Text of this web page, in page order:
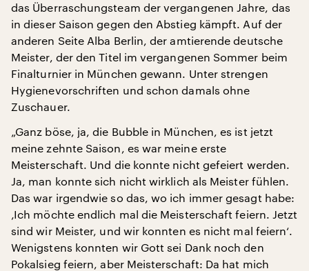
das Überraschungsteam der vergangenen Jahre, das
in dieser Saison gegen den Abstieg kämpft. Auf der
anderen Seite Alba Berlin, der amtierende deutsche
Meister, der den Titel im vergangenen Sommer beim
Finalturnier in München gewann. Unter strengen
Hygienevorschriften und schon damals ohne
Zuschauer.
„Ganz böse, ja, die Bubble in München, es ist jetzt
meine zehnte Saison, es war meine erste
Meisterschaft. Und die konnte nicht gefeiert werden.
Ja, man konnte sich nicht wirklich als Meister fühlen.
Das war irgendwie so das, wo ich immer gesagt habe:
‚Ich möchte endlich mal die Meisterschaft feiern. Jetzt
sind wir Meister, und wir konnten es nicht mal feiern‘.
Wenigstens konnten wir Gott sei Dank noch den
Pokalsieg feiern, aber Meisterschaft: Da hat mich